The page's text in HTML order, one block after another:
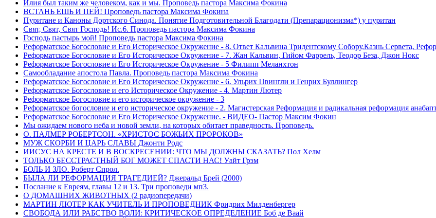
Илия был таким же человеком, как и мы. Проповедь пастора Максима Фокина
ВСТАНЬ ЕШЬ И ПЕЙ! Проповедь пастора Максима Фокина
Пуритане и Каноны Дортского Синода. Понятие Подготовительной Благодати (Препарационизма*) у пуритан
Свят, Свят, Свят Господь! Ис.6. Проповедь пастора Максима Фокина
Господь пастырь мой! Проповедь пастора Максима Фокина
Реформатское Богословие и Его Историческое Окружение - 8. Ответ Кальвина Тридентскому Собору,Казнь Сервета,
Реформатское Богословие и Его Историческое Окружение - 7. Жан Кальвин, Гийом Фаррель, Теодор Беза, Джон Нокс
Реформатское Богословие и Его Историческое Окружение - 5 Филипп Меланхтон
Самообладание апостола Павла. Проповедь пастора Максима Фокина
Реформатское Богословие и Его Историческое Окружение - 6. Ульрих Цвингли и Генрих Буллингер
Реформатское Богословие и его Историческое Окружение - 4. Мартин Лютер
Реформатское Богословие и его историческое окружение - 3
Реформатское богословие и его историческое окружение - 2. Магистерская Реформация и радикальная реформация
Реформатское Богословие и Его Историческое Окружение. - ВИДЕО- Пастор Максим Фокин
Мы ожидаем нового неба и новой земли, на которых обитает праведность. Проповедь.
О. ПАЛМЕР РОБЕРТСОН. «ХРИСТОС БОЖЬИХ ПРОРОКОВ»
МУЖ СКОРБИ И ЦАРЬ СЛАВЫ Джонти Родс
ИИСУС НА КРЕСТЕ И В ВОСКРЕСЕНИИ: ЧТО МЫ ДОЛЖНЫ СКАЗАТЬ? Пол Хелм
ТОЛЬКО БЕССТРАСТНЫЙ БОГ МОЖЕТ СПАСТИ НАС! Уайт Грэм
БОЛЬ И ЗЛО. Роберт Спрол.
БЫЛА ЛИ РЕФОРМАЦИЯ ТРАГЕДИЕЙ? Джеральд Брей (2000)
Послание к Евреям, главы 12 и 13. Три проповеди мп3.
О ДОМАШНИХ ЖИВОТНЫХ (2 радиопередачи)
МАРТИН ЛЮТЕР КАК УЧИТЕЛЬ И ПРОПОВЕДНИК Фридрих Милденбергер
СВОБОДА ИЛИ РАБСТВО ВОЛИ: КРИТИЧЕСКОЕ ОПРЕДЕЛЕНИЕ Боб де Ваай